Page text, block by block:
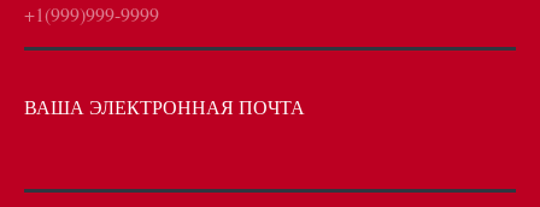
+1(999)999-9999
ВАША ЭЛЕКТРОННАЯ ПОЧТА